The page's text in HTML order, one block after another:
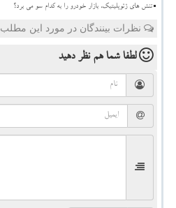
تنش های ژئوپلیتیک، بازار خودرو را به کدام سو می برد؟
نظرات بینندگان در مورد این مطلب
لطفا شما همنظر دهید